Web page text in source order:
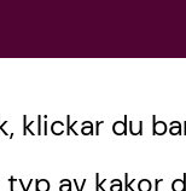
din
klickar du
typ av kakor